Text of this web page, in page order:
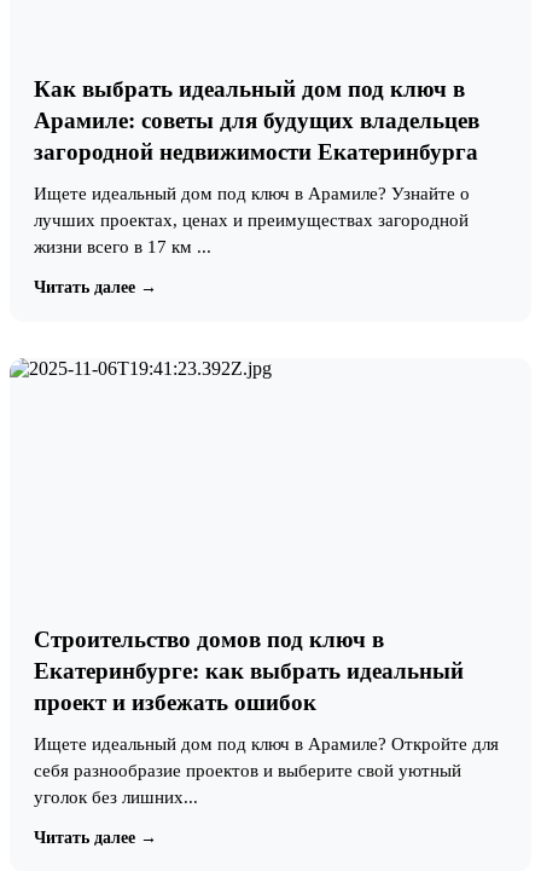
Как выбрать идеальный дом под ключ в
Арамиле: советы для будущих владельцев
загородной недвижимости Екатеринбурга
Ищете идеальный дом под ключ в Арамиле? Узнайте о
лучших проектах, ценах и преимуществах загородной
жизни всего в 17 км ...
Читать далее →
Строительство домов под ключ в
Екатеринбурге: как выбрать идеальный
проект и избежать ошибок
Ищете идеальный дом под ключ в Арамиле? Откройте для
себя разнообразие проектов и выберите свой уютный
уголок без лишних...
Читать далее →